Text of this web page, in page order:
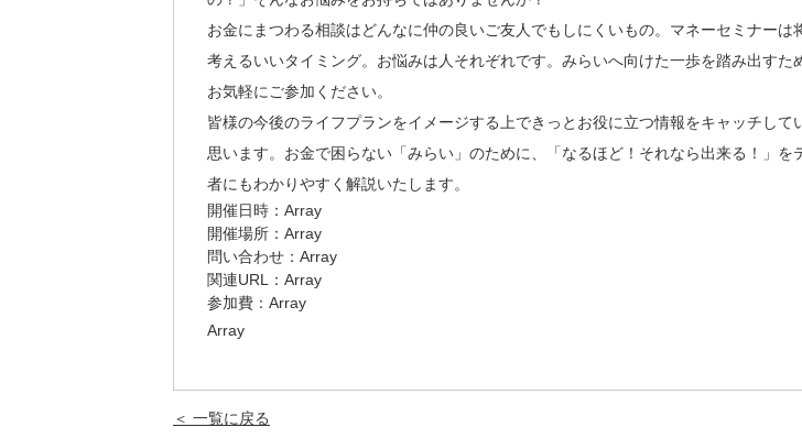
お金にまつわる相談はどんなに仲の良いご友人でもしにくいもの。マネーセミナーは
考えるいいタイミング。お悩みは人それぞれです。みらいへ向けた一歩を踏み出すた
お気軽にご参加ください。
皆様の今後のライフプランをイメージする上できっとお役に立つ情報をキャッチして
思います。お金で困らない「みらい」のために、「なるほど！それなら出来る！」を
者にもわかりやすく解説いたします。
開催日時：Array
開催場所：Array
問い合わせ：Array
関連URL： Array
参加費：Array
Array
＜ 一覧に戻る